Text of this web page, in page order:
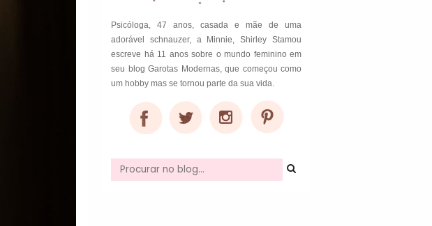
Psicóloga, 47 anos, casada e mãe de uma
adorável schnauzer, a Minnie, Shirley Stamou
escreve há 11 anos sobre o mundo feminino em
seu blog Garotas Modernas, que começou como
um hobby mas se tornou parte da sua vida.